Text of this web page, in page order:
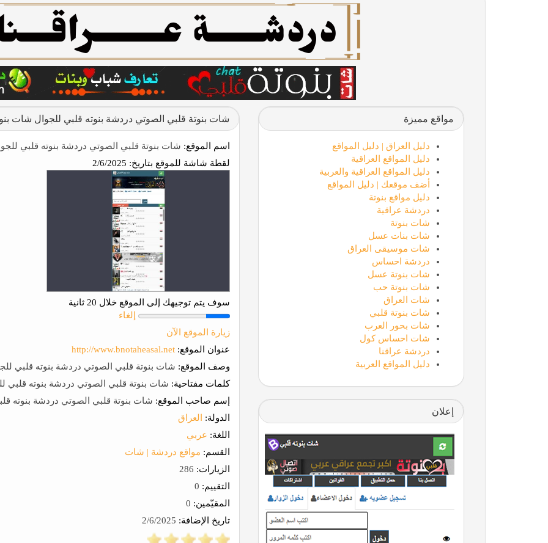
شات بنوتة قلبي الصوتي دردشة بنوته قلبي للجوال شات
اسم الموقع: شات بنوتة قلبي الصوتي دردشة بنوته قلبي
لقطة شاشة للموقع بتاريخ:
سوف يتم توجيهك إلى الموقع خلال 20 ثانية
إلغاء
زيارة الموقع الآن
عنوان الموقع: http://www.bnotaheasal.net
وصف الموقع: شات بنوتة قلبي الصوتي دردشة بنوته قلبي
كلمات مفتاحية: شات بنوتة قلبي الصوتي دردشة بنوته قلبي
إسم صاحب الموقع: شات بنوتة قلبي الصوتي دردشة بنوته
الدولة:
العراق
اللغة: عربي
القسم: مواقع دردشة | شات
الزيارات:
التقييم:
المقيّمين:
تاريخ الإضافة:
مواقع مميزة
دليل العراق | دليل المواقع
دليل المواقع العراقية
دليل المواقع العراقية والعربية
أضف موقعك | دليل المواقع
دليل مواقع بنوتة
دردشة عراقية
شات بنوتة
شات بنات عسل
شات موسيقى العراق
دردشة احساس
شات بنوتة عسل
شات بنوتة حب
شات العراق
شات بنوتة قلبي
شات بحور العرب
شات احساس كول
دردشة عراقنا
دليل المواقع العربية
إعلان